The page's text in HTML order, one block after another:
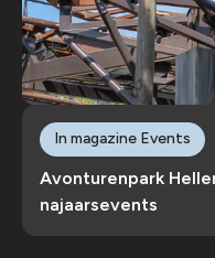
Avonturenpark
najaarsevents
In magazine Events